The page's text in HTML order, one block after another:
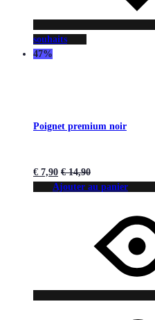
souhaits
47%
Poignet premium noir
€ 7,90 €14,90
Ajouter au panier